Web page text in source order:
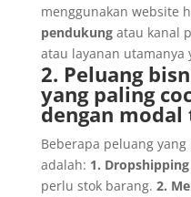
menggunakan website
pendukungatau kanal
atau layanan utamanya
2. Peluang
yang paling
dengan modal
Beberapa peluang
adalah: 1.
perlu stok barang. 2.